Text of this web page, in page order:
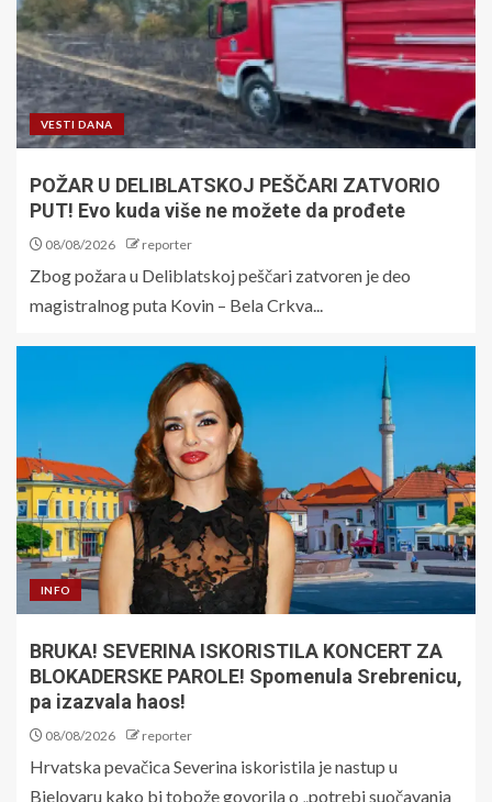
VESTI DANA
POŽAR U DELIBLATSKOJ PEŠČARI ZATVORIO
PUT! Evo kuda više ne možete da prođete
08/08/2026 reporter
Zbog požara u Deliblatskoj peščari zatvoren je deo
magistralnog puta Kovin – Bela Crkva...
INFO
BRUKA! SEVERINA ISKORISTILA KONCERT ZA
BLOKADERSKE PAROLE! Spomenula Srebrenicu,
pa izazvala haos!
08/08/2026 reporter
Hrvatska pevačica Severina iskoristila je nastup u
Bjelovaru kako bi tobože govorila o „potrebi suočavanja